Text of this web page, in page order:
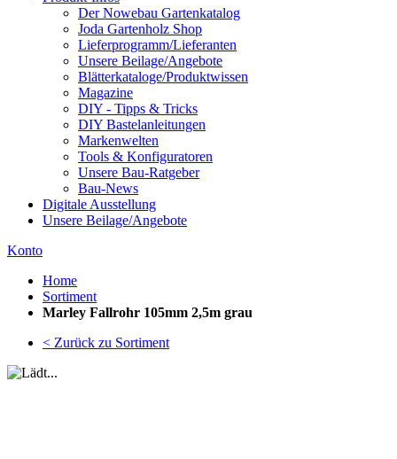
Der Nowebau Gartenkatalog
Joda Gartenholz Shop
Lieferprogramm/Lieferanten
Unsere Beilage/Angebote
Blätterkataloge/Produktwissen
Magazine
DIY - Tipps & Tricks
DIY Bastelanleitungen
Markenwelten
Tools & Konfiguratoren
Unsere Bau-Ratgeber
Bau-News
Digitale Ausstellung
Unsere Beilage/Angebote
Konto
Home
Sortiment
Marley Fallrohr 105mm 2,5m grau
< Zurück zu Sortiment